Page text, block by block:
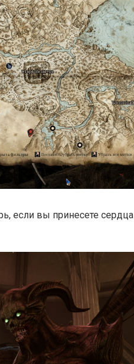
если вы принесете